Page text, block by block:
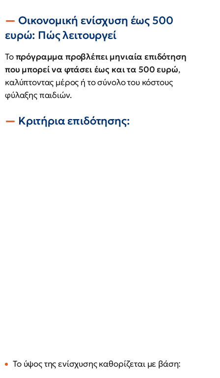
Οικονομική ενίσχυση έως 500
ευρώ: Πώς λειτουργεί
Τοπρόγραμμα προβλέπει μηνιαία επιδότηση
που μπορεί να φτάσει έως και τα 500 ευρώ,
καλύπτοντας μέρος ή το σύνολο του κόστους
φύλαξης παιδιών.
Κριτήρια επιδότησης:
Το ύψος της ενίσχυσης καθορίζεται με βάση: